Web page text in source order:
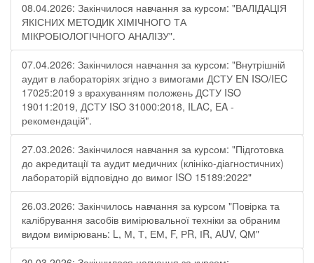
08.04.2026: Закінчилося навчання за курсом: "ВАЛІДАЦІЯ
ЯКІСНИХ МЕТОДИК ХІМІЧНОГО ТА
МІКРОБІОЛОГІЧНОГО АНАЛІЗУ".
07.04.2026: Закінчилося навчання за курсом: "Внутрішній
аудит в лабораторіях згідно з вимогами ДСТУ EN ISO/IEC
17025:2019 з врахуванням положень ДСТУ ISO
19011:2019, ДСТУ ISO 31000:2018, ILAC, EA -
рекомендацій".
27.03.2026: Закінчилося навчання за курсом: "Підготовка
до акредитації та аудит медичних (клініко-діагностичних)
лабораторій відповідно до вимог ISO 15189:2022"
26.03.2026: Закінчилось навчання за курсом "Повірка та
калібрування засобів вимірювальної техніки за обраним
видом вимірювань: L, М, Т, ЕМ, F, РR, ІR, АUV, QМ"